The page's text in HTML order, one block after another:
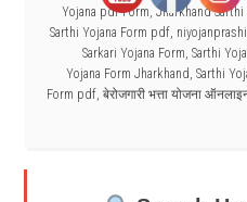
Yojana pdf Form,Jharkhand
Sarthi Yojana Form pdf,
Sarkari Yojana Form, Sarthi
Yojana Form Jharkhand, Sarthi
Form pdf, बेरोजगारी भत्ता योजना